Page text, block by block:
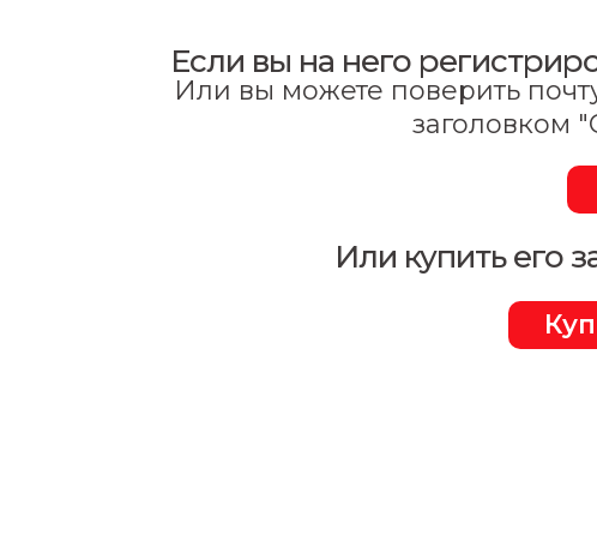
Если вы на него
Или вы можете поверить
заголовком
Или купить его